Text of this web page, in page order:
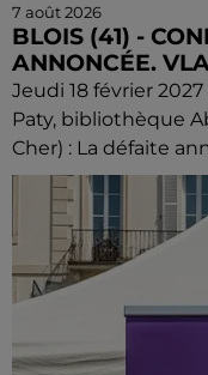
7 août 2026
BLOIS (41) -
ANNONCÉE.
Jeudi 18 février
Paty, bibliothèque
Cher) : La défaite